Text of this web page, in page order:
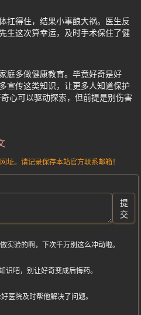
扛得住，结果小事酿大祸。医生反
生这次算幸运，及时手术保住了健
庭多做健康教育。毕竟好奇是好
宣传这类知识，让更多人知道保护
心可以驱动探索，但前提是别伤害
址。请记录保存本站官方联系邮箱！
提
交
验的啊，下次千万别这么冲动啦。
吧，别让好奇变成后悔药。
医院及时帮他解决了问题。